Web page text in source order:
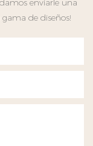
enviarle una
de diseños!